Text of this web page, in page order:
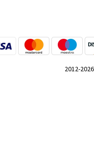
2012-